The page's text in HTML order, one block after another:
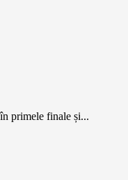
primele finale și...